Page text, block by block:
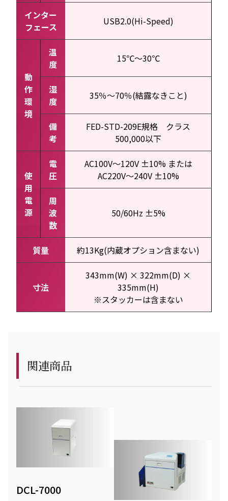
インター
フェース
USB2.0(Hi-Speed)
動
作
環
境
温
度
15℃～30℃
湿
度
35％～70％(結露なきこと)
備
考
FED-STD-209E規格 クラス
500,000以下
使
用
電
源
電
圧
AC100V～120V ±10% または
AC220V～240V ±10%
周
波
数
50/60Hz ±5%
質量 約13Kg(内蔵オプション含まない)
寸法
343mm(W) × 322mm(D) ×
335mm(H)
※スタッカーは含まない
関連商品
DCL-7000